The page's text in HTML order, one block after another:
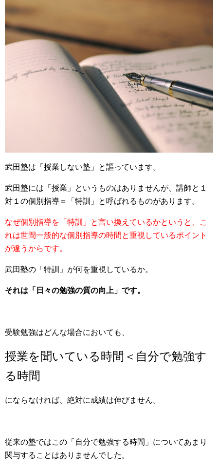
武田塾は「授業しない塾」と謳っています。
武田塾には「授業」というものはありませんが、講師と１
対１の個別指導＝「特訓」と呼ばれるものがあります。
なぜ個別指導を「特訓」と言い換えているかというと、こ
れは世間一般的な個別指導の時間と重視しているポイント
が違うからです。
武田塾の「特訓」が何を重視しているか。
それは「日々の勉強の質の向上」です。
受験勉強はどんな場合においても、
授業を聞いている時間＜自分で勉強す
る時間
にならなければ、絶対に成績は伸びません。
従来の塾ではこの「自分で勉強する時間」についてあまり
関与することはありませんでした。